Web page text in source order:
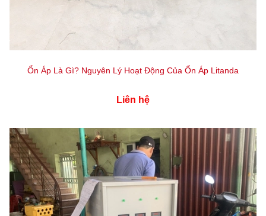
Ổn Áp Là Gì? Nguyên Lý Hoạt Động Của Ổn Áp Litanda
Liên hệ